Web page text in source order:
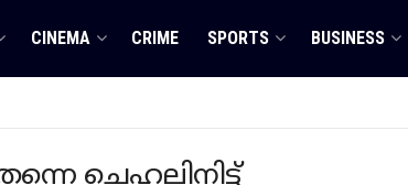
CINEMA CRIME SPORTS BUSINESS
ചെഹലിനിട്ട്